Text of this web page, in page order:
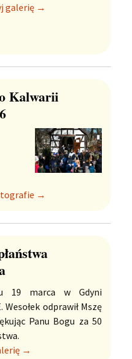
galerię →
Kalwarii
→
19 marca w Gdyni
Wesołek odprawił Mszę
Panu Bogu za 50
→